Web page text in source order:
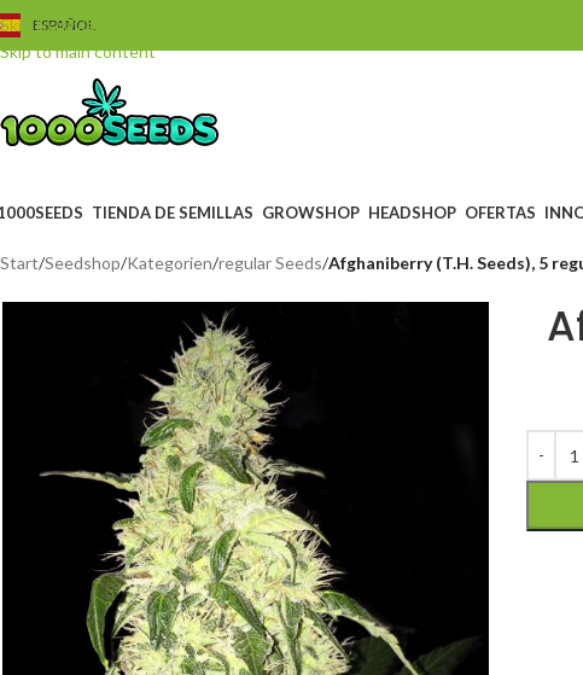
Skip to navigation
Skip to main content
ESPAÑOL
TIENDA DE SEMILLAS GROWSHOP HEADSHOP OFERTAS
Start/Seedshop/Kategorien/regular Seeds/Afghaniberry (T.H. Seeds), 5